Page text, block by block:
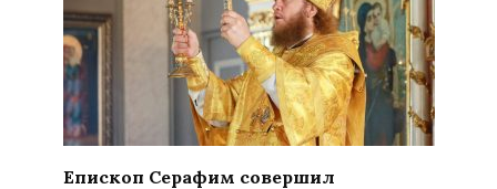
Епископ Серафим совершил